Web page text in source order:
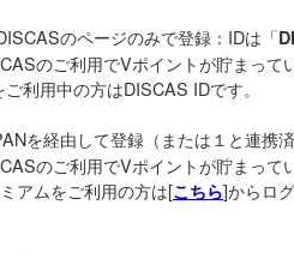
のページのみで登録：IDは「
のご利用でVポイントが貯まって
利用中の方はDISCAS IDです。
を経由して登録（または１と連携
のご利用でVポイントが貯まって
アムをご利用の方は[こちら]からロ